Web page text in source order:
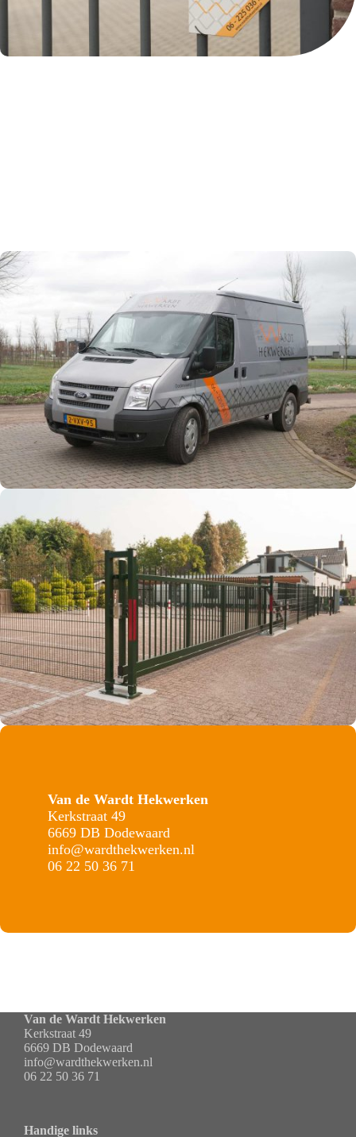
Van de Wardt Hekwerken
Kerkstraat 49
6669 DB Dodewaard
info@wardthekwerken.nl
06 22 50 36 71
Van de Wardt Hekwerken
Kerkstraat 49
6669 DB Dodewaard
info@wardthekwerken.nl
06 22 50 36 71
Handige links